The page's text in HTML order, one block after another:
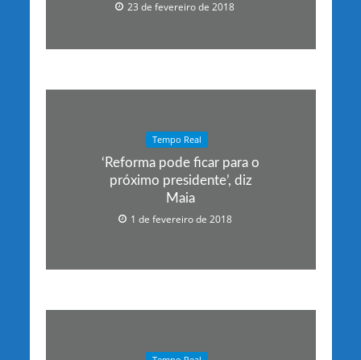
23 de fevereiro de 2018
Tempo Real
‘Reforma pode ficar para o
próximo presidente’, diz
Maia
1 de fevereiro de 2018